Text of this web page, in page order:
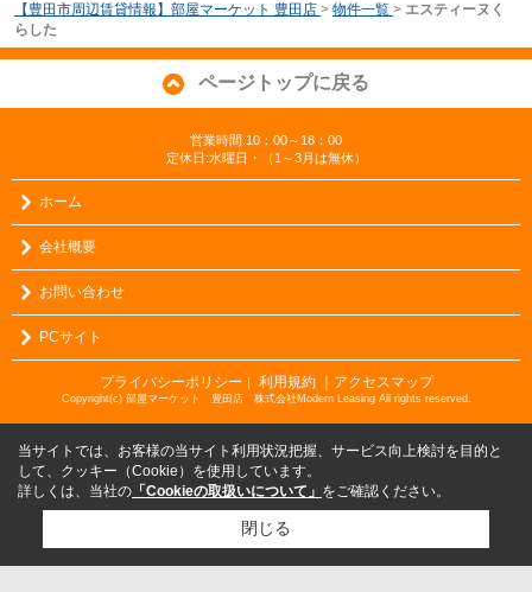
【豊田市周辺賃貸情報】部屋マーケット 豊田店 > 物件一覧 > エスティーヌく
らした
ページトップに戻る
営業時間:10：00～18：00
定休日:水曜日・（1～3月は無休）
ホーム
会社概要
お問い合わせ
PCサイト
プライバシーポリシー 利用規約 ｜アクセスマップ
Copyright(c) 部屋マーケット 豊田店 株式会社Modern Leasing All rights reserved.
当サイトでは、お客様の当サイト利用状況把握、サービス向上検討を目的と
して、クッキー（Cookie）を使用しています。
詳しくは、当社の 「Cookieの取扱いについて」 をご確認ください。
閉じる